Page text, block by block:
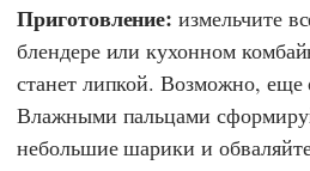
Приготовление: измельчите
блендере или кухонном
станет липкой. Возможно, еще
Влажными пальцами
небольшие шарики и